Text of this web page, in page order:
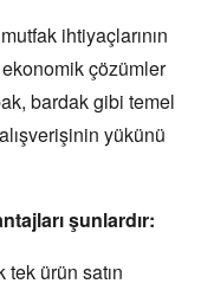
ihtiyaçlarının
ekonomik çözümler
bardak gibi temel
yükünü
şunlardır:
tek ürün satın